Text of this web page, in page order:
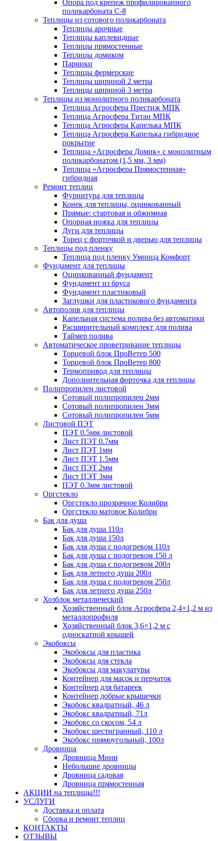
Опора под крепеж профилированного
поликарбоната С-8
Теплицы из сотового поликарбоната
Теплицы арочные
Теплицы каплевидные
Теплицы прямостенные
Теплицы домиком
Парники
Теплицы фермерские
Теплицы шириной 2 метра
Теплицы шириной 3 метра
Теплицы из монолитного поликарбоната
Теплица Агросфера Престиж МПК
Теплица Агросфера Титан МПК
Теплица Агросфера Капелька МПК
Теплица Агросфера Капелька гибридное
покрытие
Теплица «Агросфера Домик» с монолитным
поликарбонатом (1,5 мм, 3 мм)
Теплица «Агросфера Прямостенная»
гибридная
Ремонт теплиц
Фурнитура для теплицы
Конек для теплицы, оцинкованный
Прямые: стартовая и обжимная
Опорная ножка для теплицы
Дуги для теплицы
Торец с форточкой и дверью для теплицы
Теплицы под пленку
Теплица под пленку Умница Комфорт
Фундамент для теплицы
Оцинкованный фундамент
Фундамент из бруса
Фундамент пластиковый
Заглушки для пластикового фундамента
Автополив для теплицы
Капельная система полива без автоматики
Расширительный комплект для полива
Таймер полива
Автоматическое проветривание теплицы
Торцевой блок ПроВетер 500
Торцевой блок ПроВетер 800
Термопривод для теплицы
Дополнительная форточка для теплицы
Полипропилен листовой
Сотовый полипропилен 2мм
Сотовый полипропилен 3мм
Сотовый полипропилен 5мм
Листовой ПЭТ
ПЭТ 0.5мм листовой
Лист ПЭТ 0.7мм
Лист ПЭТ 1мм
Лист ПЭТ 1.5мм
Лист ПЭТ 2мм
Лист ПЭТ 3мм
ПЭТ 0.3мм листовой
Оргстекло
Оргстекло прозрачное Колибри
Оргстекло матовое Колибри
Бак для душа
Бак для душа 110л
Бак для душа 150л
Бак для душа с подогревом 110л
Бак для душа с подогревом 150 л
Бак для душа с подогревом 200л
Бак для летнего душа 200л
Бак для душа с подогревом 250л
Бак для летнего душа 250л
Хозблок металлический
Хозяйственный блок Агросфера 2,4×1,2 м из
металлопрофиля
Хозяйственный блок 3,6×1,2 м с
односкатной крышей
Экобоксы
Экобоксы для пластика
Экобоксы для стекла
Экобоксы для макулатуры
Контейнер для масок и перчаток
Контейнер для батареек
Контейнер добрые крышечки
Экобокс квадратный, 46 л
Экобокс квадратный, 71л
Экобокс со скосом, 54 л
Экобокс шестигранный, 110 л
Экобокс прямоугольный, 100л
Дровница
Дровница Мини
Небольшие дровницы
Дровница садовая
Дровница прямостенная
АКЦИИ на теплицы!!!
УСЛУГИ
Доставка и оплата
Сборка и ремонт теплиц
КОНТАКТЫ
ОТЗЫВЫ